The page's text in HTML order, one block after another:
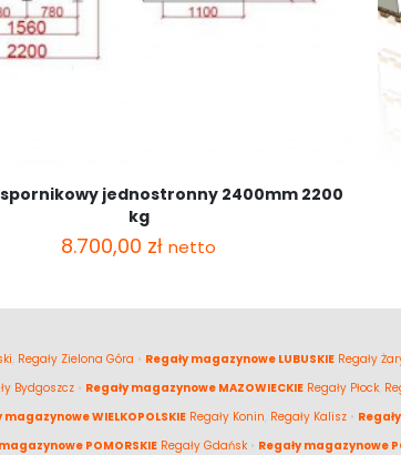
jednostronny 2400mm 2200
kg
8.700,00 zł netto
Regały Zielona Góra • Regały magazynowe LUBUSKIE Regały
Bydgoszcz • Regały magazynowe MAZOWIECKIE Regały Płock
magazynowe WIELKOPOLSKIE Regały Konin Regały Kalisz •
POMORSKIE Regały Gdańsk• Regały magazynowe